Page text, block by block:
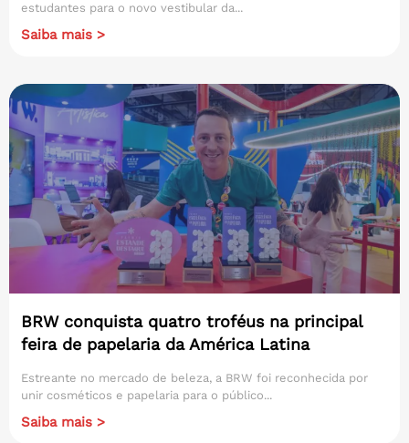
estudantes para o novo vestibular da...
Saiba mais >
BRW conquista quatro troféus na principal
feira de papelaria da América Latina
Estreante no mercado de beleza, a BRW foi reconhecida por
unir cosméticos e papelaria para o público...
Saiba mais >